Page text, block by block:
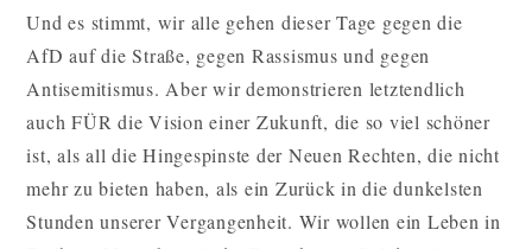
Und es stimmt, wir alle gehen dieser Tage gegen die
AfD auf die Straße, gegen Rassismus und gegen
Antisemitismus. Aber wir demonstrieren letztendlich
auch FÜR die Vision einer Zukunft, die so viel schöner
ist, als all die Hingespinste der Neuen Rechten, die nicht
mehr zu bieten haben, als ein Zurück in die dunkelsten
Stunden unserer Vergangenheit. Wir wollen ein Leben in